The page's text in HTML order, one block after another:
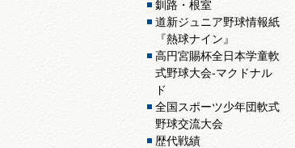
釧路・根室
道新ジュニア野球情報紙
『熱球ナイン』
高円宮賜杯全日本学童軟
式野球大会-マクドナル
ド
全国スポーツ少年団軟式
野球交流大会
歴代戦績